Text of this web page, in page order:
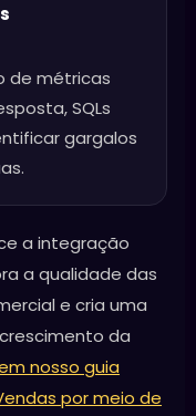
de métricas
SQLs
gargalos
a integração
a qualidade das
e cria uma
da
nosso guia
por meio de